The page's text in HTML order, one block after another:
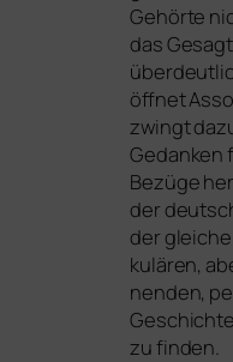
Gehörte
das
öff­net
zwingt
Gedanken
Bezüge
der
der
ku­lä­ren,
nen­den,
zu finden.